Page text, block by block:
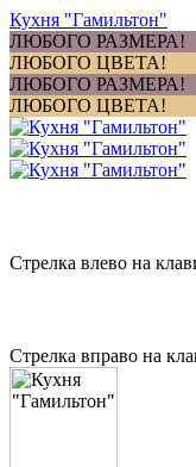
Кухня "Гамильтон"
ЛЮБОГО РАЗМЕРА!
ЛЮБОГО ЦВЕТА!
ЛЮБОГО РАЗМЕРА!
ЛЮБОГО ЦВЕТА!
Стрелка влево на
Стрелка вправо на